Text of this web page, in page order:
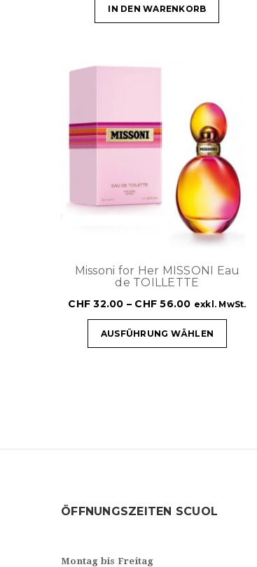
IN DEN WARENKORB
Missoni for Her MISSONI Eau
de TOILLETTE
CHF 32.00 – CHF 56.00 exkl. MwSt.
AUSFÜHRUNG WÄHLEN
ÖFFNUNGSZEITEN SCUOL
Montag bis Freitag